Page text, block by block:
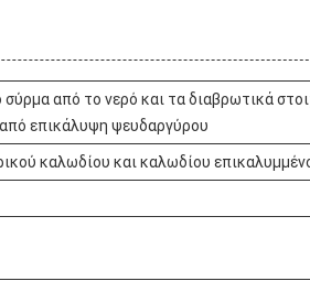
σύρμα από το νερό και τα διαβρωτικά
επικάλυψη ψευδαργύρου
καλωδίου και καλωδίου